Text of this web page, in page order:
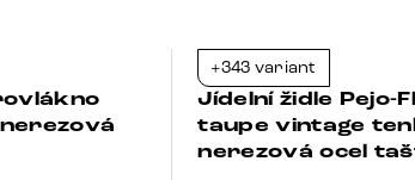
+343 variant
Jídelní židle Pejo-
taupe vintage
nerezová ocel